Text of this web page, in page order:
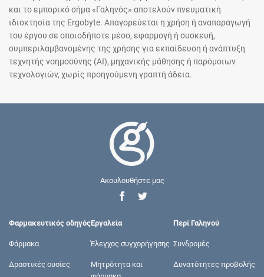
και το εμπορικό σήμα «Γαληνός» αποτελούν πνευματική
ιδιοκτησία της Ergobyte. Απαγορεύεται η χρήση ή αναπαραγωγή
του έργου σε οποιοδήποτε μέσο, εφαρμογή ή συσκευή,
συμπεριλαμβανομένης της χρήσης για εκπαίδευση ή ανάπτυξη
τεχνητής νοημοσύνης (AI), μηχανικής μάθησης ή παρόμοιων
τεχνολογιών, χωρίς προηγούμενη γραπτή άδεια.
Ακουλουθήστε μας
Φαρμακευτικός οδηγός
Φάρμακα
Δραστικές ουσίες
Εργαλεία
Έλεγχος συγχορήγησης
Μητρότητα και
Περί Γαληνού
Συνδρομές
Δυνατότητες προβολής